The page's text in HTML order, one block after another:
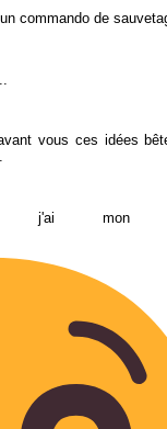
commando de
vous ces idées
mon aïe-